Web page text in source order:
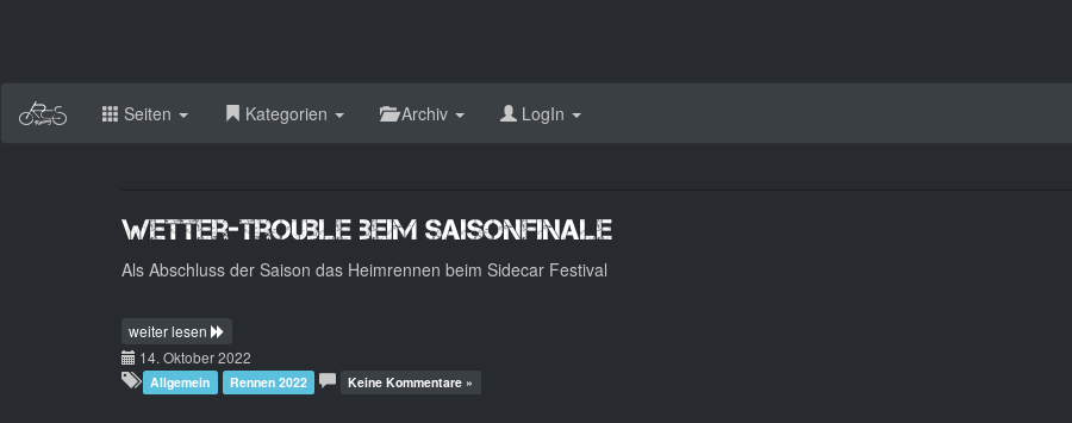
Seiten Kategorien Archiv LogIn
Wetter-Trouble beim Saisonfinale
Als Abschluss der Saison das Heimrennen beim Sidecar Festival
weiter lesen
14. Oktober 2022
Allgemein Rennen 2022 Keine Kommentare »